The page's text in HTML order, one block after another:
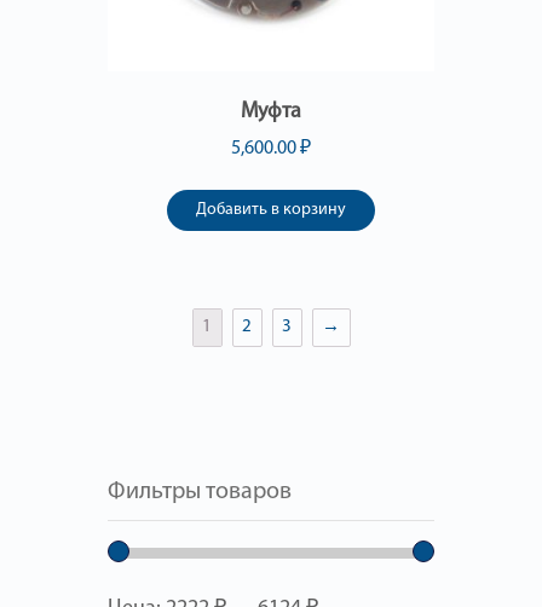
Муфта
5,600.00₽
Добавить в корзину
1 2 3 →
Фильтры товаров